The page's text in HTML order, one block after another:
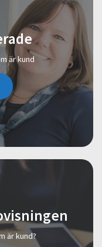
är kund
är kund?